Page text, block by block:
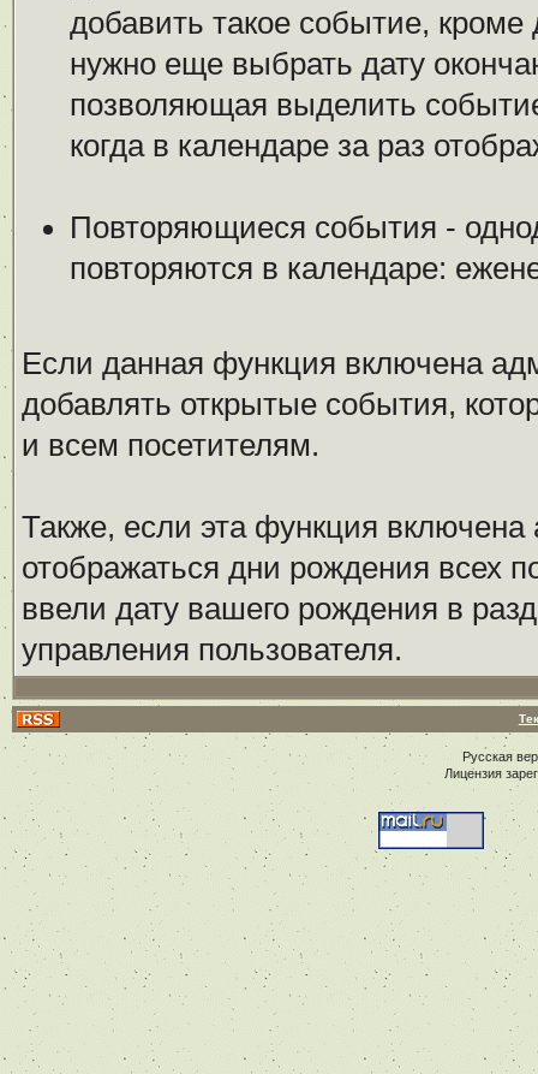
добавить такое событие,
нужно еще выбрать дату
позволяющая выделить
когда в календаре за раз
Повторяющиеся события -
повторяются в календаре:
Если данная функция включена
добавлять открытые события,
и всем посетителям.
Также, если эта функция
отображаться дни рождения всех
ввели дату вашего рождения в
управления пользователя.
Русская
Лицензия